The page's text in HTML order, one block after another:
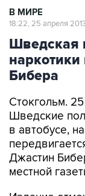
В МИРЕ
18:22, 25 апреля
Шведская
Бибера
Стокгольм.
Шведские
в автобусе,
Джастин
местной